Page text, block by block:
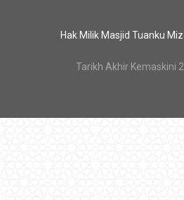
Hak Milik Masjid Tuanku
Tarikh Akhir Kemaskini